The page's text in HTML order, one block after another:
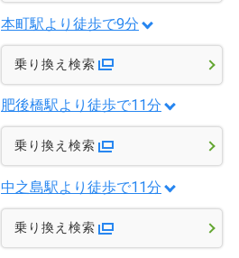
本町駅より徒歩で9分
乗り換え検索
肥後橋駅より徒歩で11分
乗り換え検索
中之島駅より徒歩で11分
乗り換え検索